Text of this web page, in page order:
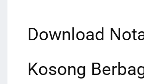
Download
Kosong